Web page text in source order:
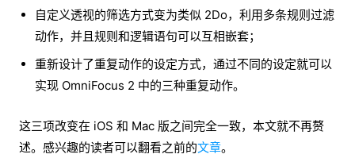
自定义透视的筛选方式变为类似 2Do，利用多条规则过滤
动作，并且规则和逻辑语句可以互相嵌套；
重新设计了重复动作的设定方式，通过不同的设定就可以
实现 OmniFocus 2 中的三种重复动作。
这三项改变在 iOS 和 Mac 版之间完全一致，本文就不再赘
述。感兴趣的读者可以翻看之前的文章。